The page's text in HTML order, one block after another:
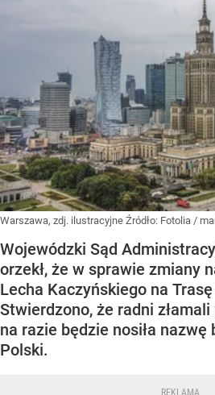
Warszawa, zdj. ilustracyjne Źródło: Fotolia /
Wojewódzki Sąd
orzekł, że w sprawie zmiany
Lecha Kaczyńskiego na
Stwierdzono, że radni
na razie będzie nosiła nazwę
Polski.